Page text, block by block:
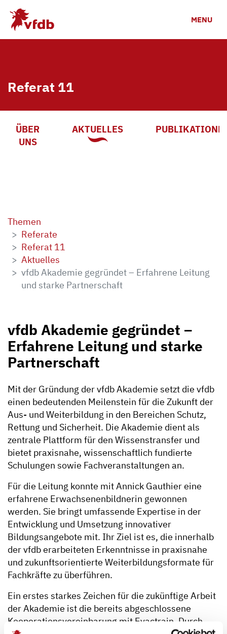
Zum Hauptinhalt
MENU
Referat 11
ÜBER
UNS
AKTUELLES
Themen
Referate
Referat 11
Aktuelles
vfdb Akademie gegründet – Erfahrene Leitung
und starke Partnerschaft
vfdb Akademie gegründet –
Erfahrene Leitung und starke
Partnerschaft
Mit der Gründung der vfdb Akademie setzt die vfdb
einen bedeutenden Meilenstein für die Zukunft der
Aus- und Weiterbildung in den Bereichen Schutz,
Rettung und Sicherheit. Die Akademie dient als
zentrale Plattform für den Wissenstransfer und
bietet praxisnahe, wissenschaftlich fundierte
Schulungen sowie Fachveranstaltungen an.
Für die Leitung konnte mit Annick Gauthier eine
erfahrene Erwachsenenbildnerin gewonnen
werden. Sie bringt umfassende Expertise in der
Entwicklung und Umsetzung innovativer
Bildungsangebote mit. Ihr Ziel ist es, die innerhalb
der vfdb erarbeiteten Erkenntnisse in praxisnahe
und zukunftsorientierte Weiterbildungsformate für
Fachkräfte zu überführen.
Ein erstes starkes Zeichen für die zukünftige Arbeit
der Akademie ist die bereits abgeschlossene
Kooperationsvereinbarung mit Evactrain. Durch